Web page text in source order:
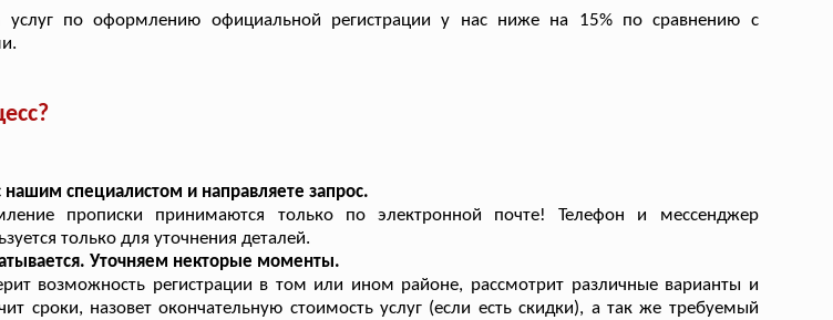
услуг по оформлению официальной регистрации у нас ниже на 15% по сравнению с
нашим специалистом и направляете запрос.
прописки принимаются только по электронной почте! Телефон и мессенджер
только для уточнения деталей.
Уточняем некторые моменты.
возможность регистрации в том или ином районе, рассмотрит различные варианты и
сроки, назовет окончательную стоимость услуг (если есть скидки), а так же требуемый